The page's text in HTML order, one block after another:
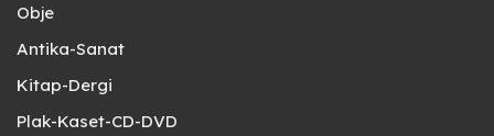
Obje
Antika-Sanat
Kitap-Dergi
Plak-Kaset-CD-DVD